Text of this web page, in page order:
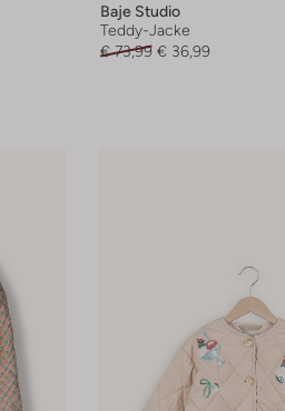
Baje Studio
Teddy-Jacke
€ 73,99 € 36,99